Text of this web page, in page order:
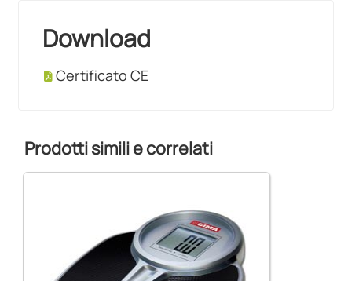
Download
Certificato CE
Prodotti simili e correlati